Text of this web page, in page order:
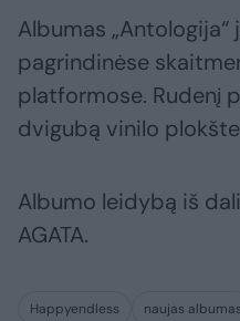
Albumas
pagrindinėse
platformose. Rudenį
dvigubą vinilo
Albumo leidybą iš
AGATA.
Happyendless naujas albumas